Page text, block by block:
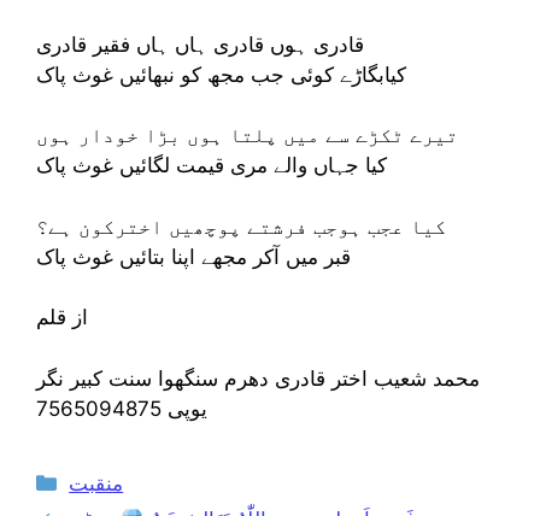
قادری ہوں قادری ہاں ہاں فقیر قادری
کیابگاڑے کوئی جب مجھ کو نبھائیں غوث پاک
تیرے ٹکڑے سے میں پلتا ہوں بڑا خودار ہوں
کیا جہاں والے مری قیمت لگائیں غوث پاک
کیا عجب ہوجب فرشتے پوچھیں اخترکون ہے؟
قبر میں آکر مجھے اپنا بتائیں غوث پاک
از قلم
محمد شعیب اختر قادری دھرم سنگھوا سنت کبیر نگر
یوپی 7565094875
Categories
منقبت